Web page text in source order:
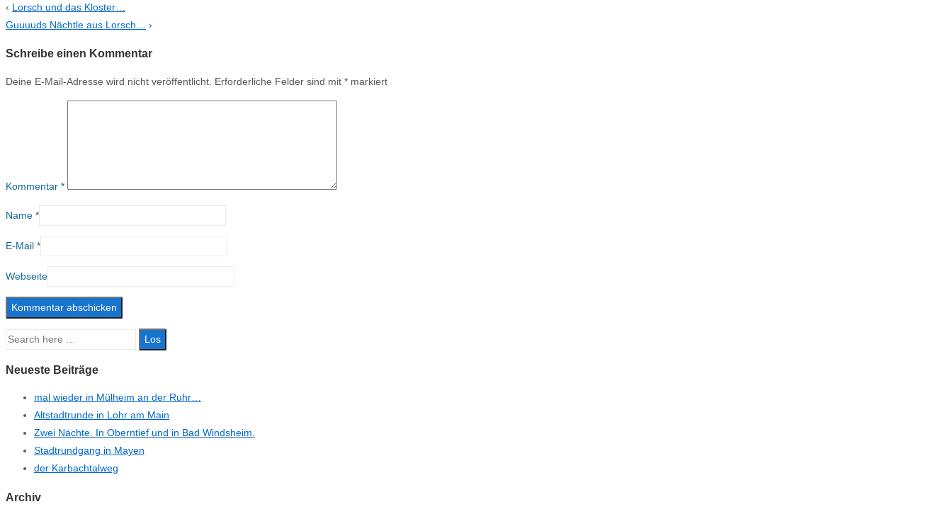
‹ Lorsch und das Kloster…
Guuuuds Nächtle aus Lorsch…
›
Schreibe einen Kommentar
Deine E-Mail-Adresse wird nicht veröffentlicht. Erforderliche Felder sind mit * markiert
Kommentar *
Name *
E-Mail *
Webseite
Suche
Neueste Beiträge
mal wieder in Mülheim an der Ruhr…
Altstadtrunde in Lohr am Main
Zwei Nächte. In Oberntief und in Bad Windsheim.
Stadtrundgang in Mayen
der Karbachtalweg
Archiv